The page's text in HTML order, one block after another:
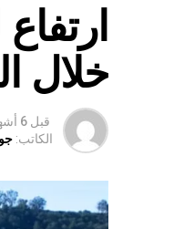
خلال الـ 24 ساعة
قبل 6 أشهر
الكاتب: